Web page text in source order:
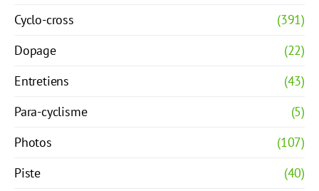
Cyclo-cross
(391)
Dopage
(22)
Entretiens
(43)
Para-cyclisme
(5)
Photos
(107)
Piste
(40)